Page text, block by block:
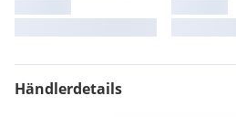
Händlerdetails